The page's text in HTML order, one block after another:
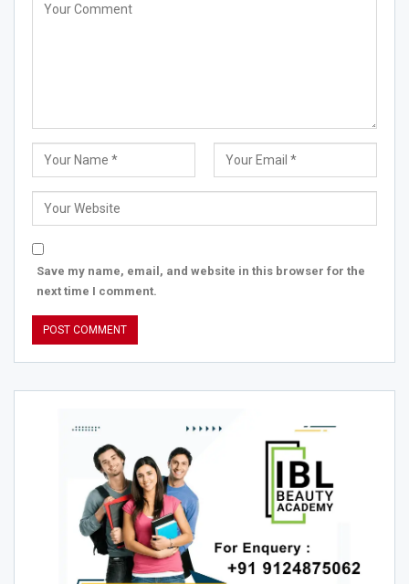
Save my name, email, and website in this browser for the
next time I comment.